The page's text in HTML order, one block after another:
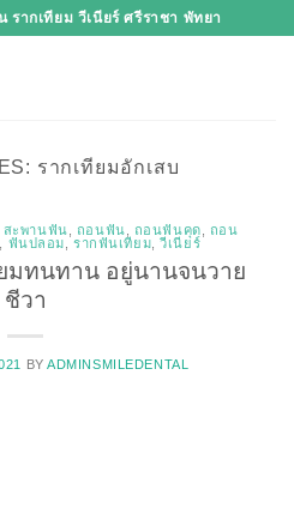
ากเทียม วีเนียร์ ศรีราชา พัทยา
รากเทียมอักเสบ
สะพานฟัน ถอนฟัน ถอนฟันคุด
ถอน
ฟันปลอม ,รากฟันเทียม ,วีเนียร์
มทนทาน อยู่นานจนวาย
ชีวา
BYADMINSMILEDENTAL